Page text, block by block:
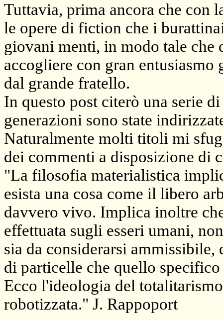
Tuttavia, prima ancora che con
le opere di fiction che i
giovani menti, in modo tale che
accogliere con gran
dal grande fratello.
In questo post citerò una serie
generazioni sono state
Naturalmente molti titoli mi
dei commenti a disposizione di
"La filosofia materialistica
esista una cosa come il libero
davvero vivo. Implica inoltre
effettuata sugli esseri umani,
sia da considerarsi
di particelle che quello
Ecco l'ideologia del
robotizzata." J. Rappoport